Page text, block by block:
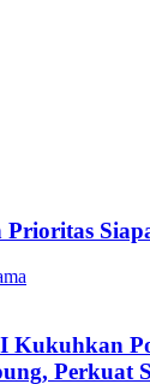
Prioritas
Kukuhkan
Perkuat